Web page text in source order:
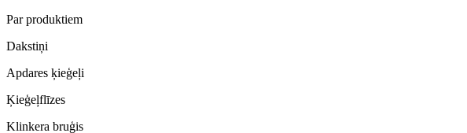
Par produktiem
Dakstiņi
Apdares ķieģeļi
Ķieģeļflīzes
Klinkera bruģis